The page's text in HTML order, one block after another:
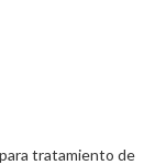
tratamiento de